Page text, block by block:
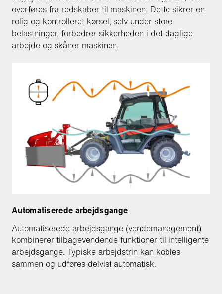
overføres fra redskaber til maskinen. Dette sikrer en
rolig og kontrolleret kørsel, selv under store
belastninger, forbedrer sikkerheden i det daglige
arbejde og skåner maskinen.
Automatiserede arbejdsgange
Automatiserede arbejdsgange (vendemanagement)
kombinerer tilbagevendende funktioner til intelligente
arbejdsgange. Typiske arbejdstrin kan kobles
sammen og udføres delvist automatisk.